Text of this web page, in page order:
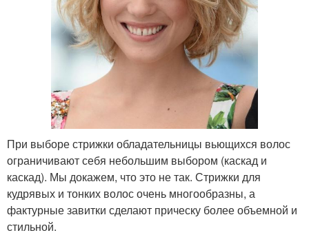
При выборе стрижки обладательницы вьющихся волос
ограничивают себя небольшим выбором (каскад и
каскад). Мы докажем, что это не так. Стрижки для
кудрявых и тонких волос очень многообразны, а
фактурные завитки сделают прическу более объемной и
стильной.